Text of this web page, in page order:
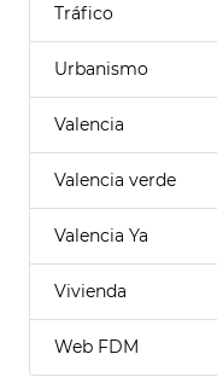
Tráfico
Urbanismo
Valencia
Valencia verde
Valencia Ya
Vivienda
Web FDM